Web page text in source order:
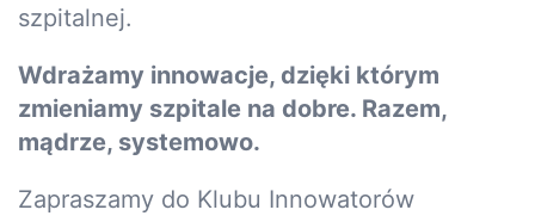
szpitalnej.
Wdrażamy innowacje, dzięki którym
zmieniamy szpitale na dobre. Razem,
mądrze, systemowo.
Zapraszamy do Klubu Innowatorów